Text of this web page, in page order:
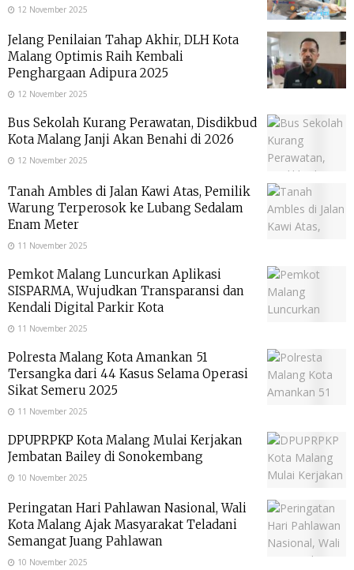
12 November 2025
Jelang Penilaian Tahap Akhir, DLH Kota
Malang Optimis Raih Kembali
Penghargaan Adipura 2025
12 November 2025
Bus Sekolah Kurang Perawatan, Disdikbud
Kota Malang Janji Akan Benahi di 2026
12 November 2025
Tanah Ambles di Jalan Kawi Atas, Pemilik
Warung Terperosok ke Lubang Sedalam
Enam Meter
11 November 2025
Pemkot Malang Luncurkan Aplikasi
SISPARMA, Wujudkan Transparansi dan
Kendali Digital Parkir Kota
11 November 2025
Polresta Malang Kota Amankan 51
Tersangka dari 44 Kasus Selama Operasi
Sikat Semeru 2025
11 November 2025
DPUPRPKP Kota Malang Mulai Kerjakan
Jembatan Bailey di Sonokembang
10 November 2025
Peringatan Hari Pahlawan Nasional, Wali
Kota Malang Ajak Masyarakat Teladani
Semangat Juang Pahlawan
10 November 2025